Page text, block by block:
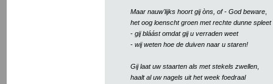
Maar nauw'lijks hoort gij òns, of - God beware,
het oog loenscht groen met rechte dunne spleet
- gij bláást omdat gij u verraden weet
- wij weten hoe de duiven naar u staren!
Gij laat uw staarten als met stekels zwellen,
haalt al uw nagels uit het week foedraal